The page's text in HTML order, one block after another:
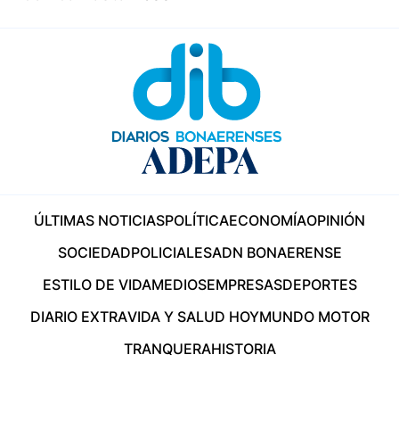
ÚLTIMAS NOTICIASPOLÍTICAECONOMÍAOPINIÓN
SOCIEDADPOLICIALESADN BONAERENSE
ESTILO DE VIDAMEDIOSEMPRESASDEPORTES
DIARIO EXTRAVIDA Y SALUD HOYMUNDO MOTOR
TRANQUERAHISTORIA